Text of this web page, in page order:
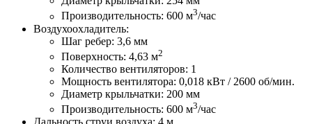
Производительность: 600 м3/час
Воздухоохладитель:
Шаг ребер: 3,6 мм
Поверхность: 4,63 м2
Количество вентиляторов: 1
Мощность вентилятора: 0,018 кВт / 2600 об/мин.
Диаметр крыльчатки: 200 мм
Производительность: 600 м3/час